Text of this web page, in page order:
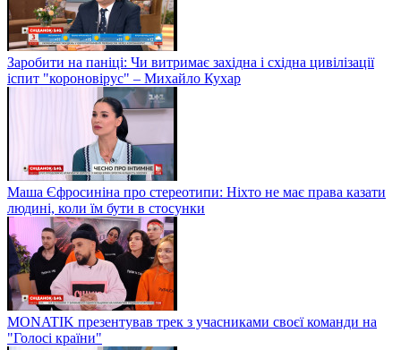
Заробити на паніці: Чи витримає західна і східна цивілізації
іспит "короновірус" – Михайло Кухар
Маша Єфросиніна про стереотипи: Ніхто не має права казати
людині, коли їм бути в стосунки
MONATIK презентував трек з учасниками своєї команди на
"Голосі країни"